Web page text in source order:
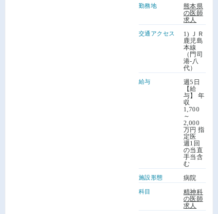
勤務地
熊本県
の医師
求人
交通アクセス
1) ＪＲ
鹿児島
本線
（門司
港-八
代）
給与
週5日
【給
与】 年
収
1,700
～
2,000
万円 指
定医
週1回
の当直
手当含
む
施設形態 病院
科目
精神科
の医師
求人